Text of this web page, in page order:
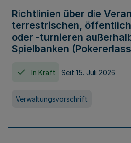
Richtlinien über die
terrestrischen,
oder -turnieren
Spielbanken
In Kraft Seit 15. Juli 2026
Verwaltungsvorschrift